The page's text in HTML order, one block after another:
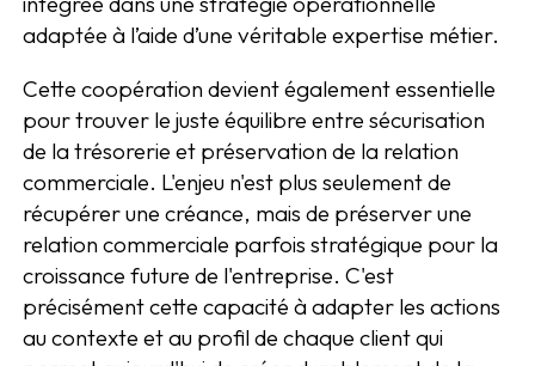
adaptée à l’aide d’une véritable expertise métier.
Cette coopération devient également essentielle
pour trouver le juste équilibre entre sécurisation
de la trésorerie et préservation de la relation
commerciale. L'enjeu n'est plus seulement de
récupérer une créance, mais de préserver une
relation commerciale parfois stratégique pour la
croissance future de l'entreprise. C'est
précisément cette capacité à adapter les actions
au contexte et au profil de chaque client qui